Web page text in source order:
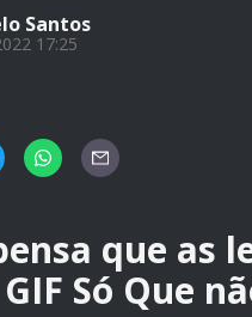
Santos
17:25
que as
Só Que